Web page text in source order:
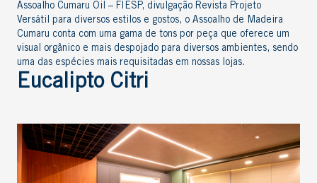
Assoalho Cumaru Oil – FIESP, divulgação Revista Projeto
Versátil para diversos estilos e gostos, o Assoalho de Madeira
Cumaru conta com uma gama de tons por peça que oferece um
visual orgânico e mais despojado para diversos ambientes, sendo
uma das espécies mais requisitadas em nossas lojas.
Eucalipto Citri